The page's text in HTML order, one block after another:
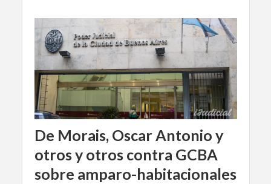
De Morais, Oscar Antonio y
otros y otros contra GCBA
sobre amparo-habitacionales